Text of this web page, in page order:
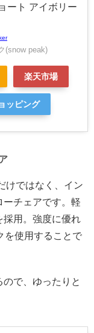
ート アイボリー
(snow peak)
楽天市場
ッピング
けではなく、イン
ーチェアです。軽
採用。強度に優れ
を使用することで
で、ゆったりと